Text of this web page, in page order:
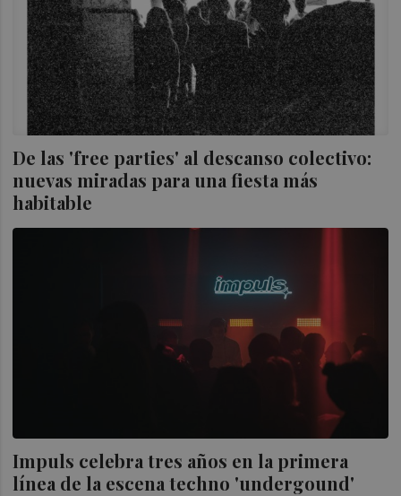
De las 'free parties' al descanso colectivo:
nuevas miradas para una fiesta más
habitable
Impuls celebra tres años en la primera
línea de la escena techno 'undergound'